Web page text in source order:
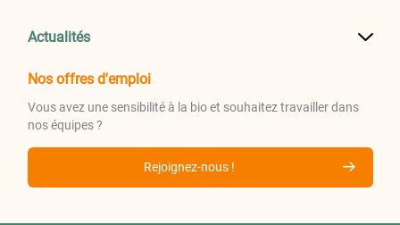
Actualités
Nos offres d'emploi
Vous avez une sensibilité à la bio et souhaitez travailler dans
nos équipes ?
Rejoignez-nous !